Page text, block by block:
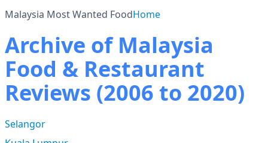
Malaysia Most Wanted FoodHome
Archive of Malaysia
Food & Restaurant
Reviews (2006 to 2020)
Selangor